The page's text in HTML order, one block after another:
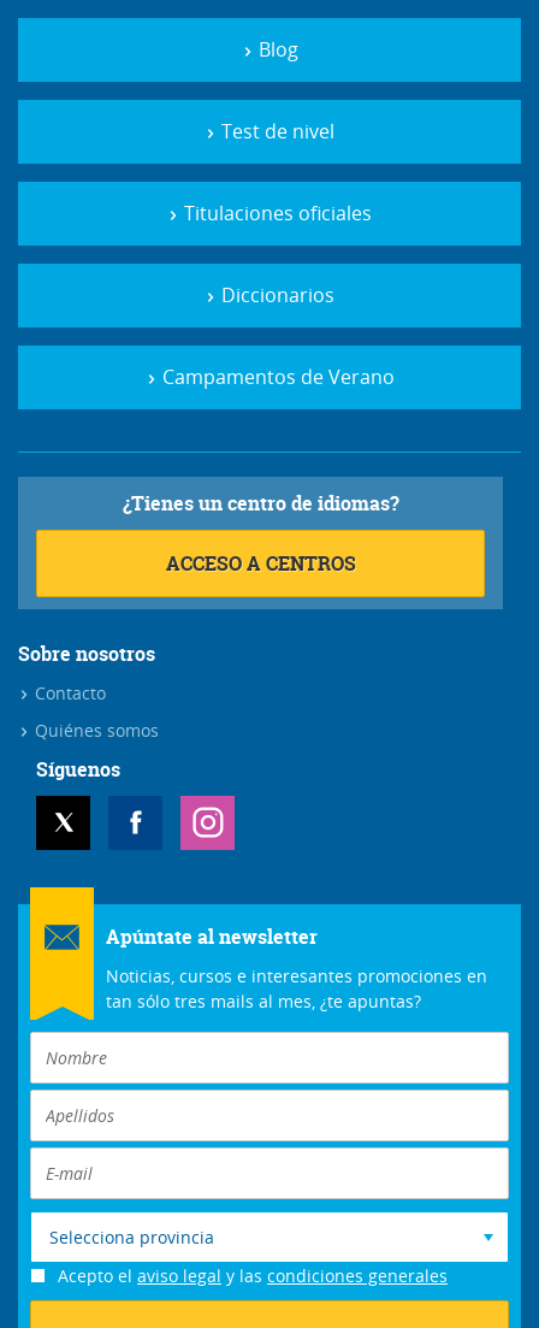
Blog
Test de nivel
Titulaciones oficiales
Diccionarios
Campamentos de Verano
¿Tienes un centro de idiomas?
ACCESO A CENTROS
Sobre nosotros
Contacto
Quiénes somos
Síguenos
Apúntate al newsletter
Noticias, cursos e interesantes promociones en
tan sólo tres mails al mes, ¿te apuntas?
Selecciona provincia
Acepto el aviso legal y las condiciones generales